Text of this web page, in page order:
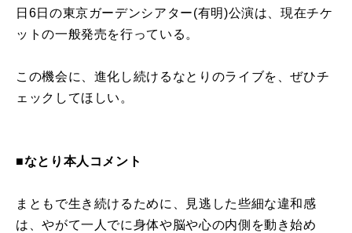
日6日の東京ガーデンシアター(有明)公演は、現在チケ
ットの一般発売を行っている。
この機会に、進化し続けるなとりのライブを、ぜひチ
ェックしてほしい。
■なとり本人コメント
まともで生き続けるために、見逃した些細な違和感
は、やがて一人でに身体や脳や心の内側を動き始め